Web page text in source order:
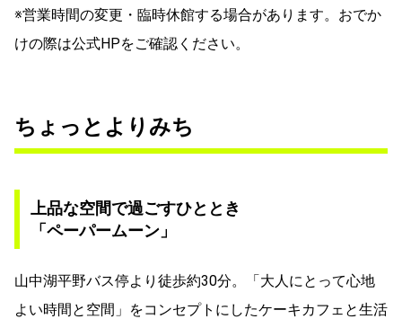
※営業時間の変更・臨時休館する場合があります。おでか
けの際は公式HPをご確認ください。
ちょっとよりみち
上品な空間で過ごすひととき
「ペーパームーン」
山中湖平野バス停より徒歩約30分。「大人にとって心地
よい時間と空間」をコンセプトにしたケーキカフェと生活